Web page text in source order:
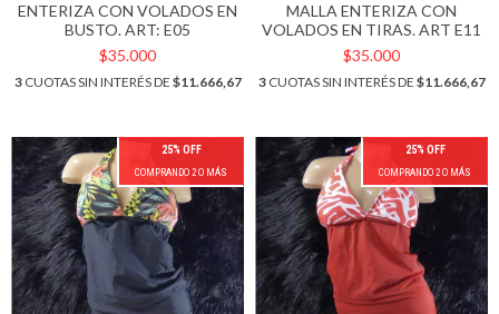
ENTERIZA CON VOLADOS EN
BUSTO. ART: E05
$35.000
3CUOTAS SIN INTERÉS DE $11.666,67
MALLA ENTERIZA CON
VOLADOS EN TIRAS. ART E11
$35.000
3CUOTAS SIN INTERÉS DE $11.666,67
25% OFF
COMPRANDO 2 O MÁS
25% OFF
COMPRANDO 2 O MÁS